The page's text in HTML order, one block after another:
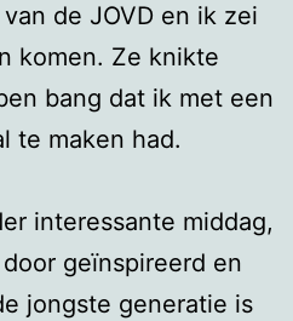
de JOVD en ik zei
komen. Ze knikte
bang dat ik met een
te maken had.
interessante middag,
geïnspireerd en
jongste generatie is